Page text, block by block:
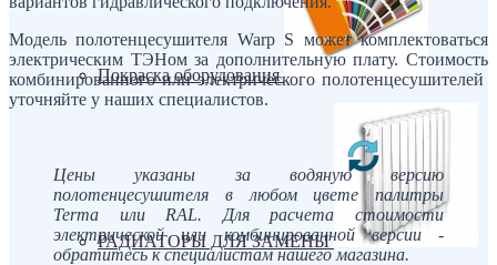
Покраска оборудования
РАДИАТОРЫ ДЛЯ ЗАМЕНЫ
Модель полотенцесушителя Warp S может комплектоваться
электрическим ТЭНом за дополнительную плату. Стоимость
комбинированного или электрического полотенцесушителей
уточняйте у наших специалистов.
Цены указаны за водяную версию
полотенцесушителя в любом цвете палитры
Terma или RAL. Для расчета стоимости
электрической или комбинированной версии -
обратитесь к специалистам нашего магазина.